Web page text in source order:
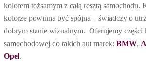
kolorem tożsamym z całą resztą samochodu.
kolorze powinna być spójna – świadczy o
dobrym stanie wizualnym. Oferujemy części
samochodowej do takich aut marek: BMW,
Opel.